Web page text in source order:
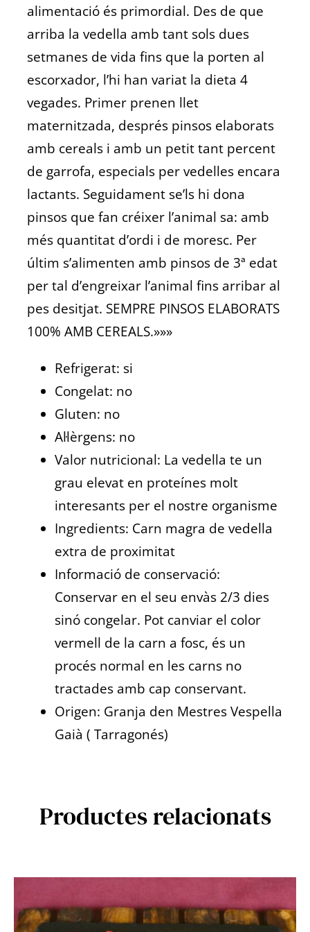
alimentació és primordial. Des de que
arriba la vedella amb tant sols dues
setmanes de vida fins que la porten al
escorxador, l’hi han variat la dieta 4
vegades. Primer prenen llet
maternitzada, després pinsos elaborats
amb cereals i amb un petit tant percent
de garrofa, especials per vedelles encara
lactants. Seguidament se’ls hi dona
pinsos que fan créixer l’animal sa: amb
més quantitat d’ordi i de moresc. Per
últim s’alimenten amb pinsos de 3ª edat
per tal d’engreixar l’animal fins arribar al
pes desitjat. SEMPRE PINSOS ELABORATS
100% AMB CEREALS.»»»
Refrigerat: si
Congelat: no
Gluten: no
Al·lèrgens: no
Valor nutricional: La vedella te un
grau elevat en proteínes molt
interesants per el nostre organisme
Ingredients: Carn magra de vedella
extra de proximitat
Informació de conservació:
Conservar en el seu envàs 2/3 dies
sinó congelar. Pot canviar el color
vermell de la carn a fosc, és un
procés normal en les carns no
tractades amb cap conservant.
Origen: Granja den Mestres Vespella
Gaià ( Tarragonés)
Productes relacionats